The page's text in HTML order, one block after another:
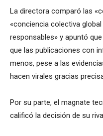
La directora comparó las
«conciencia colectiva
responsables» y apuntó
que las publicaciones con
menos, pese a las
hacen virales gracias
Por su parte, el magnate
calificó la decisión de su